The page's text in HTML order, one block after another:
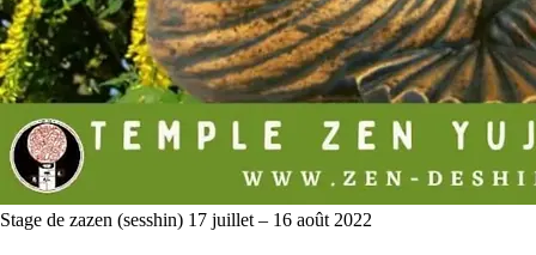
Stage de zazen (sesshin) 17 juillet – 16 août 2022